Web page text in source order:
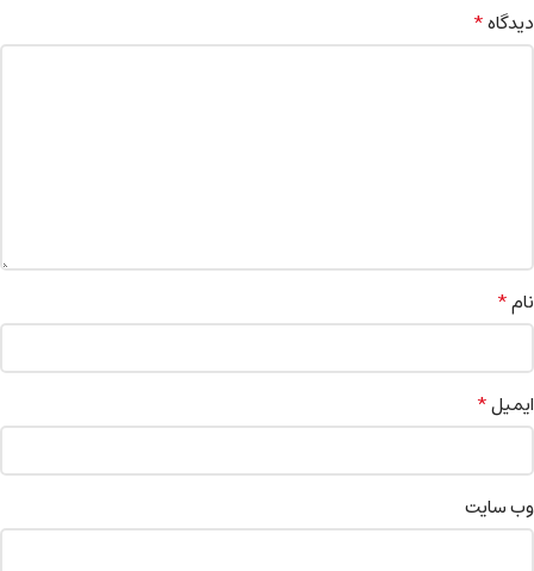
دیدگاه*
نام*
ایمیل*
وب‌ سایت